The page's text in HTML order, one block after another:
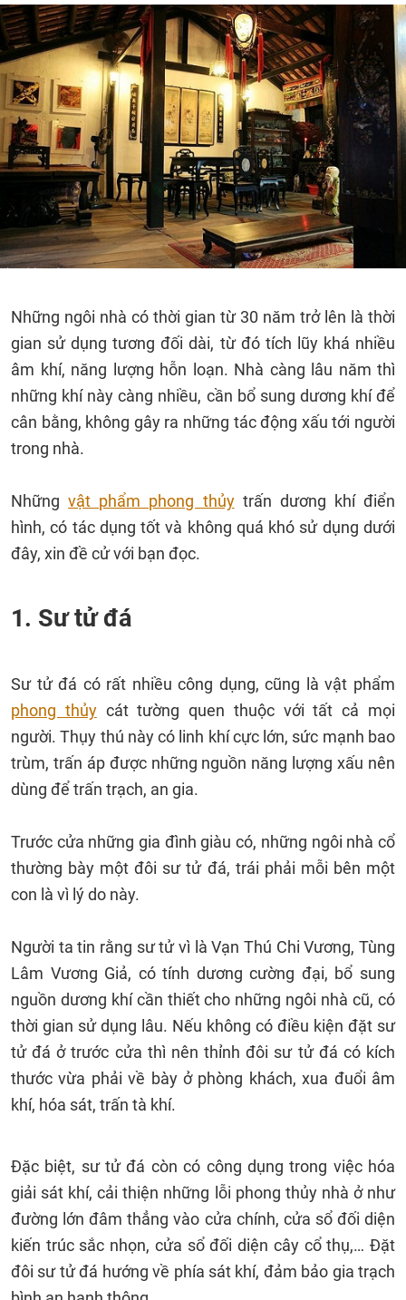
Những ngôi nhà có thời gian từ 30 năm trở lên là thời
gian sử dụng tương đối dài, từ đó tích lũy khá nhiều
âm khí, năng lượng hỗn loạn. Nhà càng lâu năm thì
những khí này càng nhiều, cần bổ sung dương khí để
cân bằng, không gây ra những tác động xấu tới người
trong nhà.
Nhữngvật phẩm phong thủytrấn dương khí điển
hình, có tác dụng tốt và không quá khó sử dụng dưới
đây, xin đề cử với bạn đọc.
1. Sư tử đá
Sư tử đá có rất nhiều công dụng, cũng là vật phẩm
phong thủycát tường quen thuộc với tất cả mọi
người. Thụy thú này có linh khí cực lớn, sức mạnh bao
trùm, trấn áp được những nguồn năng lượng xấu nên
dùng để trấn trạch, an gia.
Trước cửa những gia đình giàu có, những ngôi nhà cổ
thường bày một đôi sư tử đá, trái phải mỗi bên một
con là vì lý do này.
Người ta tin rằng sư tử vì là Vạn Thú Chi Vương, Tùng
Lâm Vương Giả, có tính dương cường đại, bổ sung
nguồn dương khí cần thiết cho những ngôi nhà cũ, có
thời gian sử dụng lâu. Nếu không có điều kiện đặt sư
tử đá ở trước cửa thì nên thỉnh đôi sư tử đá có kích
thước vừa phải về bày ở phòng khách, xua đuổi âm
khí, hóa sát, trấn tà khí.
Đặc biệt, sư tử đá còn có công dụng trong việc hóa
giải sát khí, cải thiện những lỗi phong thủy nhà ở như
đường lớn đâm thẳng vào cửa chính, cửa sổ đối diện
kiến trúc sắc nhọn, cửa sổ đối diện cây cổ thụ,… Đặt
đôi sư tử đá hướng về phía sát khí, đảm bảo gia trạch